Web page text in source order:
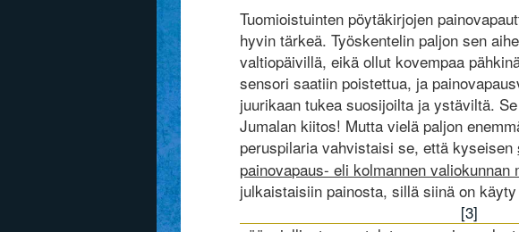
Tuomioistuinten pöytäkirjojen
hyvin tärkeä. Työskentelin paljon sen
valtiopäivillä, eikä ollut kovempaa
sensori saatiin poistettua, ja
juurikaan tukea suosijoilta ja ystäviltä.
Jumalan kiitos! Mutta vielä paljon
peruspilaria vahvistaisi se, että kyseisen
painovapaus- eli kolmannen valiokunnan
julkaistaisiin painosta, sillä siinä on
[3]